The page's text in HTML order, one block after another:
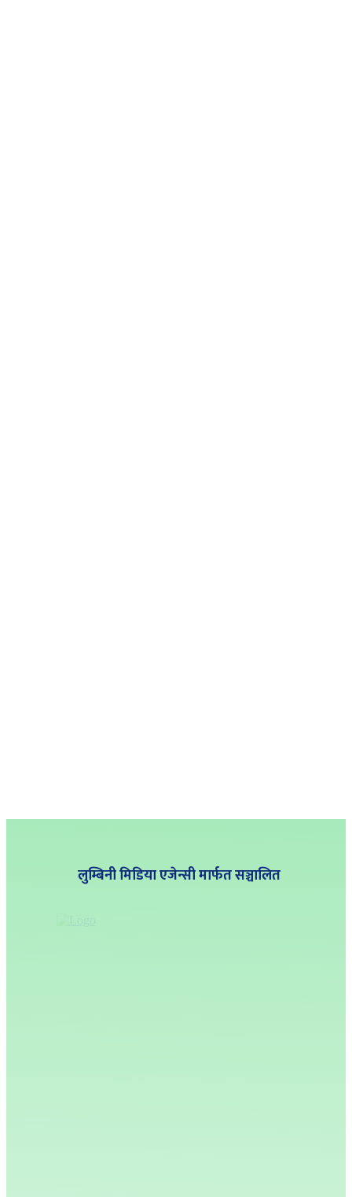
लुम्बिनी मिडिया एजेन्सी मार्फत सञ्चालित